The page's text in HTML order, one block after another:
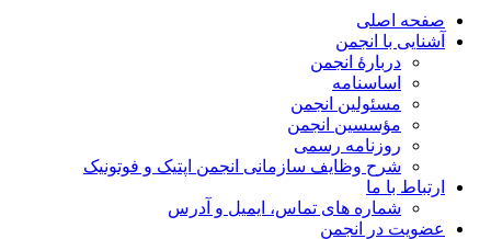
صفحه اصلی
آشنایی با انجمن
دربارۀ انجمن
اساسنامه
مسئولین انجمن
مؤسسین انجمن
روزنامه رسمی
شرح وظایف سازمانی انجمن اپتیک و فوتونیک
ارتباط با ما
شماره های تماس، ایمیل و آدرس
عضویت در انجمن